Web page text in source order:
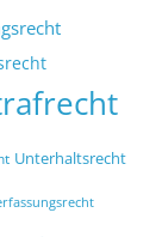
Unterhaltsrecht